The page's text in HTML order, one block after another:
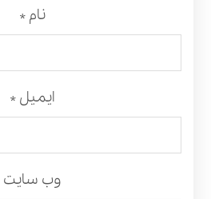
نام*
ایمیل*
وب‌ سایت